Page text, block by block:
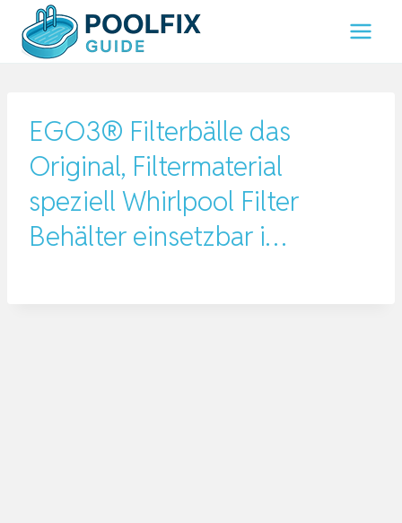
Inhalt
springen
EGO3® Filterbälle das
Original, Filtermaterial
speziell Whirlpool Filter
Behälter einsetzbar i…